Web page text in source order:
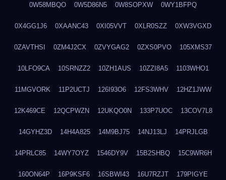
0W58MBQO 0W5D86N5 0W8SOPXW 0WY1BFPQ
0X4GG1J6 0XAANC43 0XI05VVT 0XLR0SZZ 0XW3VGXD
0ZAVTHSI 0ZM4J2CX 0ZVYGAG2 0ZXS0PVO 105XMS37
10LFO9CA 10SRNZZ2 10ZH1AUS 10ZZI8A5 1103WHO1
11MGVORK 11P2UCTJ 126I93O6 12FS3WHV 12HZ1JWW
12K469CE 12QCPWZN 12UKQO0N 133P7UOC 13COV7L8
14GYHZ3D 14H4A825 14M9BJ75 14NJ13LJ 14PRJLGB
14PRLC85 14WY7OYZ 1546DY9V 15B2SHBQ 15C9WR6H
160ON64P 16P9KSF6 16SBWI43 16U7RZJT 179PIGYE